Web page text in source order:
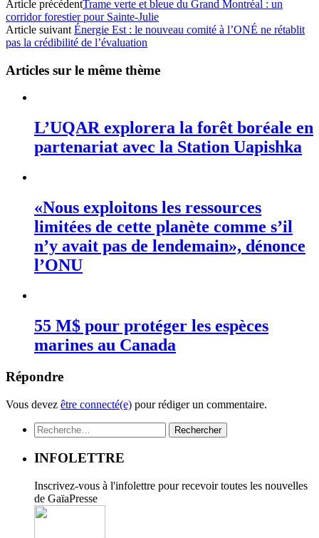
Article précédentTrame verte et bleue du Grand Montréal : un
corridor forestier pour Sainte-Julie
Article suivant Énergie Est : le nouveau comité à l’ONÉ ne rétablit
pas la crédibilité de l’évaluation
Articles sur le même thème
L’UQAR explorera la forêt boréale en
partenariat avec la Station Uapishka
«Nous exploitons les ressources
limitées de cette planète comme s’il
n’y avait pas de lendemain», dénonce
l’ONU
55 M$ pour protéger les espèces
marines au Canada
Répondre
Vous devez être connecté(e) pour rédiger un commentaire.
Rechercher :
INFOLETTRE
Inscrivez-vous à l'infolettre pour recevoir toutes les nouvelles
de GaïaPresse